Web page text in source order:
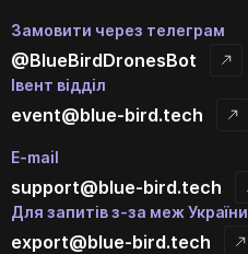
Замовити через телеграм
@BlueBirdDronesBot
Івент відділ
event@blue-bird.tech
E-mail
support@blue-bird.tech
Для запитів з-за меж України
export@blue-bird.tech